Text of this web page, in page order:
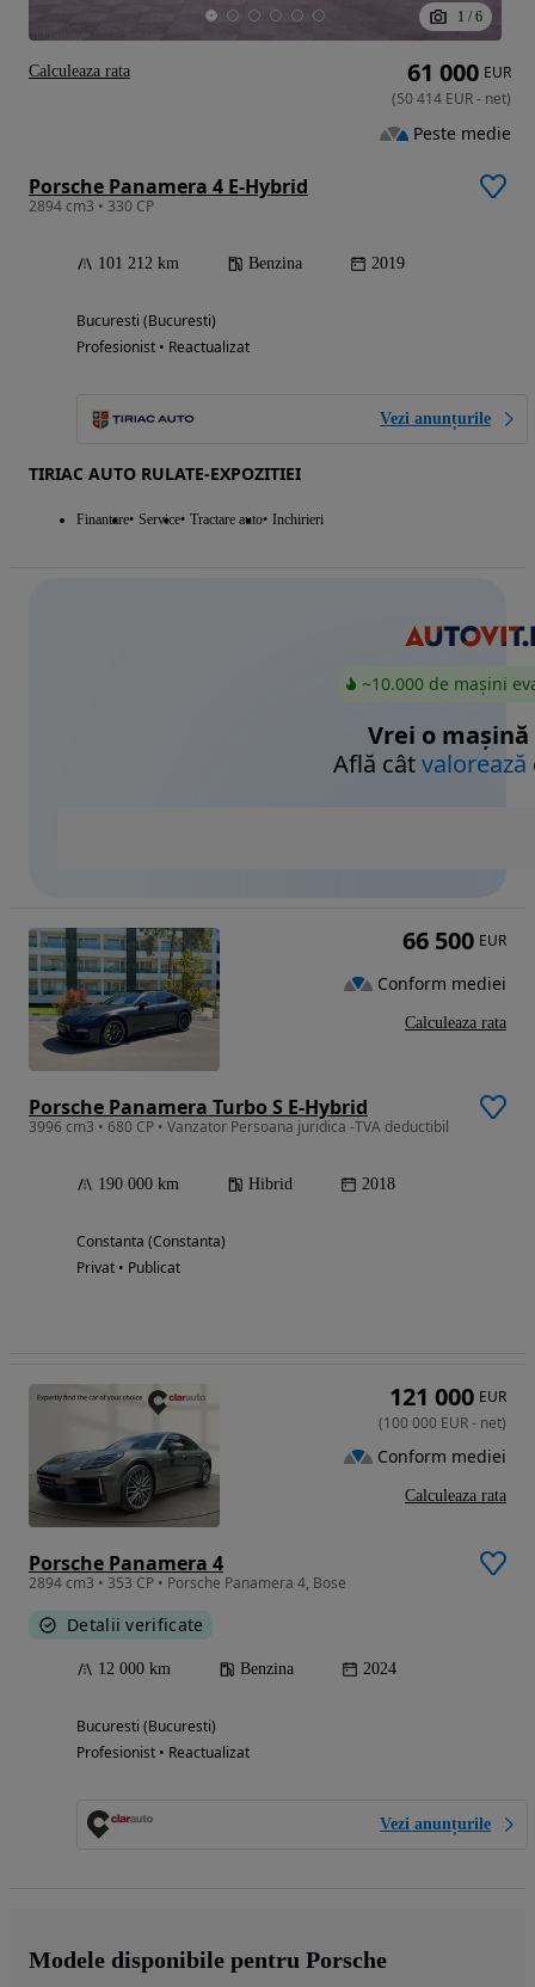
1 / 6
Porsche Panamera 4 E-Hybrid
2894 cm3 • 330 CP
101 212 km Benzina 2019
Bucuresti (Bucuresti)
Profesionist • Reactualizat
Vezi anunțurile
TIRIAC AUTO RULATE-EXPOZITIEI
Finantare Service Tractare auto Inchirieri
61 000 EUR
(50 414 EUR- net)
Peste medie
Calculeaza rata
~10.000 de mașini
Vrei o mașină
Află câtvalorează
Porsche Panamera Turbo S E-Hybrid
3996 cm3 • 680 CP • Vanzator Persoana juridica -TVA deductibil
190 000 km Hibrid 2018
Constanta (Constanta)
Privat • Publicat
66 500 EUR
Conform mediei
Calculeaza rata
Porsche Panamera 4
2894 cm3 • 353 CP • Porsche Panamera 4, Bose
Detalii verificate
12 000 km Benzina 2024
Bucuresti (Bucuresti)
Profesionist • Reactualizat
Vezi anunțurile
121 000 EUR
(100 000 EUR- net)
Conform mediei
Calculeaza rata
Modele disponibile pentru Porsche